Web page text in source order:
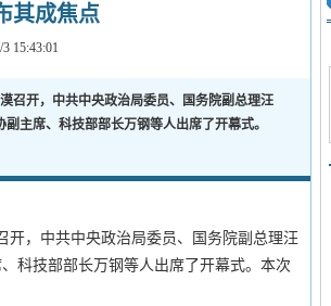
其成焦点
3 15:43:01
召开，中共中央政治局委员、国务院副总理汪
主席、科技部部长万钢等人出席了开幕式。
开，中共中央政治局委员、国务院副总理汪
科技部部长万钢等人出席了开幕式。本次